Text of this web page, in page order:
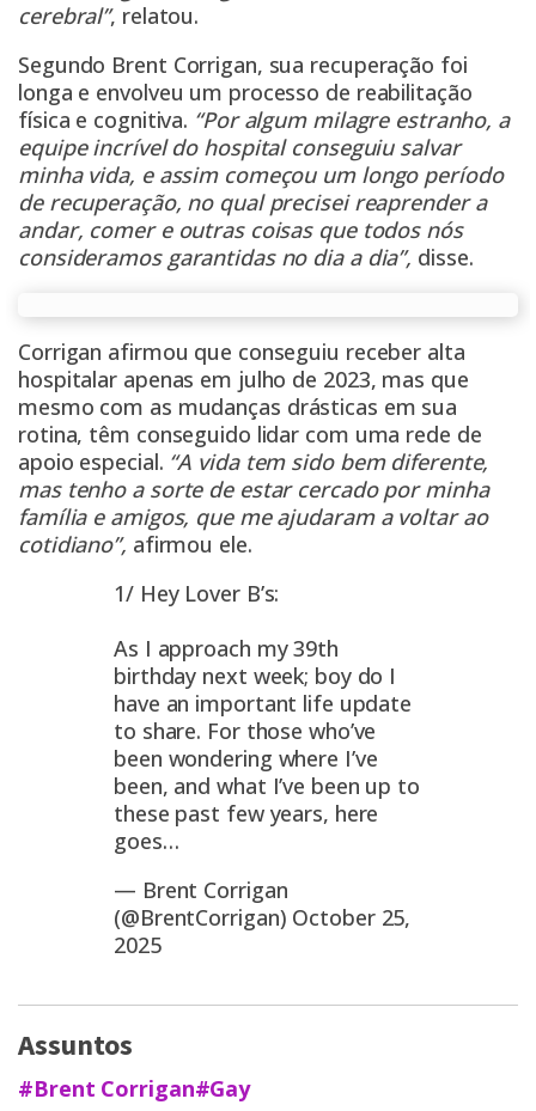
cerebral”, relatou.
Segundo Brent Corrigan, sua recuperação foi
longa e envolveu um processo de reabilitação
física e cognitiva. “Por algum milagre estranho, a
equipe incrível do hospital conseguiu salvar
minha vida, e assim começou um longo período
de recuperação, no qual precisei reaprender a
andar, comer e outras coisas que todos nós
consideramos garantidas no dia a dia”, disse.
Corrigan afirmou que conseguiu receber alta
hospitalar apenas em julho de 2023, mas que
mesmo com as mudanças drásticas em sua
rotina, têm conseguido lidar com uma rede de
apoio especial. “A vida tem sido bem diferente,
mas tenho a sorte de estar cercado por minha
família e amigos, que me ajudaram a voltar ao
cotidiano”, afirmou ele.
1/ Hey Lover B’s:
As I approach my 39th
birthday next week; boy do I
have an important life update
to share. For those who’ve
been wondering where I’ve
been, and what I’ve been up to
these past few years, here
goes…
— Brent Corrigan
(@BrentCorrigan) October 25,
2025
Assuntos
#Brent Corrigan#Gay